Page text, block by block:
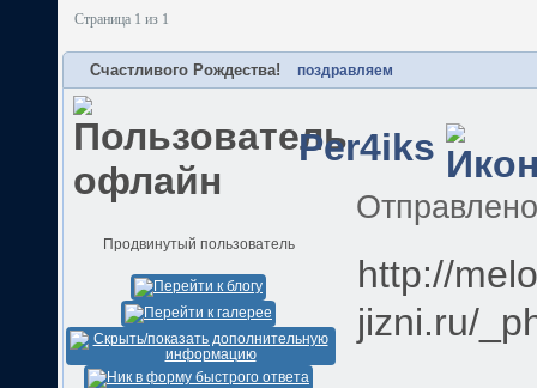
Страница 1 из 1
Счастливого Рождества! поздравляем
Per4iks
Продвинутый пользователь
http://
jizni.ru/